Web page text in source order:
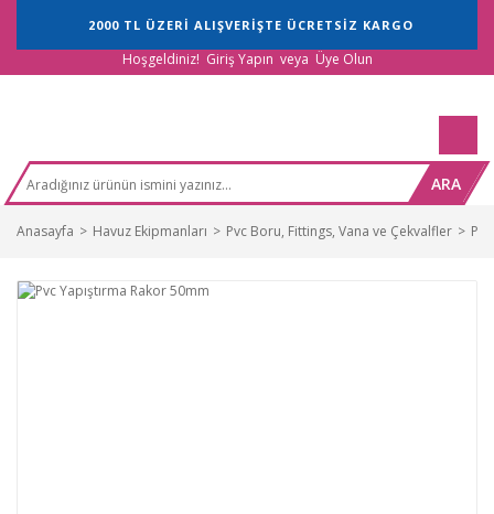
2000 TL ÜZERİ ALIŞVERİŞTE ÜCRETSİZ KARGO
Hoşgeldiniz! Giriş Yapın veya Üye Olun
ARA
Anasayfa Havuz Ekipmanları Pvc Boru, Fittings, Vana ve Çekvalfler